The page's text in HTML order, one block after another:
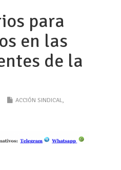
para
en las
de la
ACCIÓN SINDICAL,